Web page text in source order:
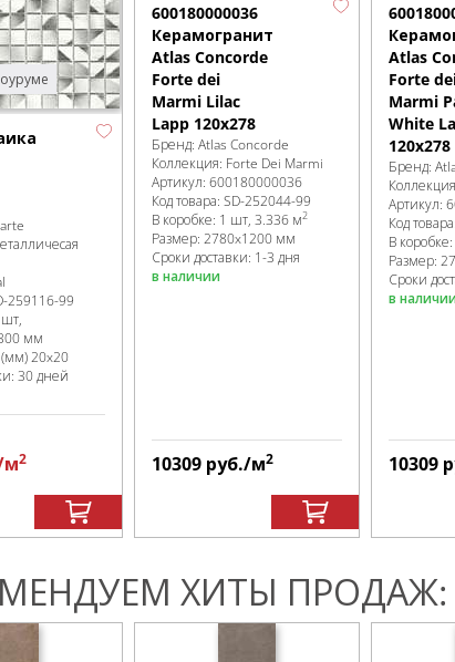
259116-99
мм
(мм)20x20
30 дней
2
600180000036
Керамогранит
Atlas Concorde
Forte dei
Marmi Lilac
Lapp 120x278
Бренд: Atlas Concorde
Коллекция: Forte Dei Marmi
Артикул: 600180000036
Код товара: SD-252044-99
В коробке: 1 шт, 3.336 м2
Размер: 2780x1200 мм
Сроки доставки: 1-3 дня
в наличии
10309 руб./м2
Atlas
Forte
Marmi
White
120x278
Бренд:
Артикул:
Код товара:
В коробке:
Размер:
Сроки
в наличии
10309
ХИТЫ ПРОДАЖ: